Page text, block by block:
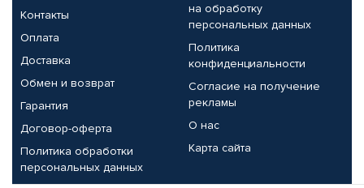
Контакты
Оплата
Доставка
Обмен и возврат
Гарантия
Договор-оферта
Политика обработки
персональных данных
на обработку
персональных данных
Политика
конфиденциальности
Согласие на получение
рекламы
О нас
Карта сайта